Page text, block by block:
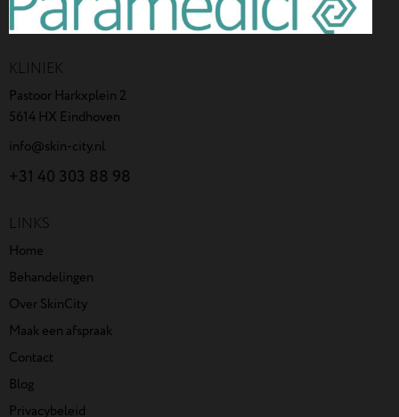
KLINIEK
Pastoor Harkxplein 2
5614 HX Eindhoven
info@skin-city.nl
+31 40 303 88 98
LINKS
Home
Behandelingen
Over SkinCity
Maak een afspraak
Contact
Blog
Privacybeleid